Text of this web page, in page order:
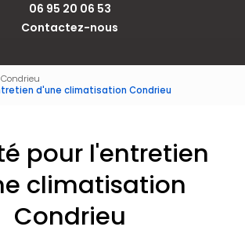
06 95 20 06 53
Contactez-nous
Condrieu
d'une climatisation Condrieu
pour l'entretien
climatisation
Condrieu